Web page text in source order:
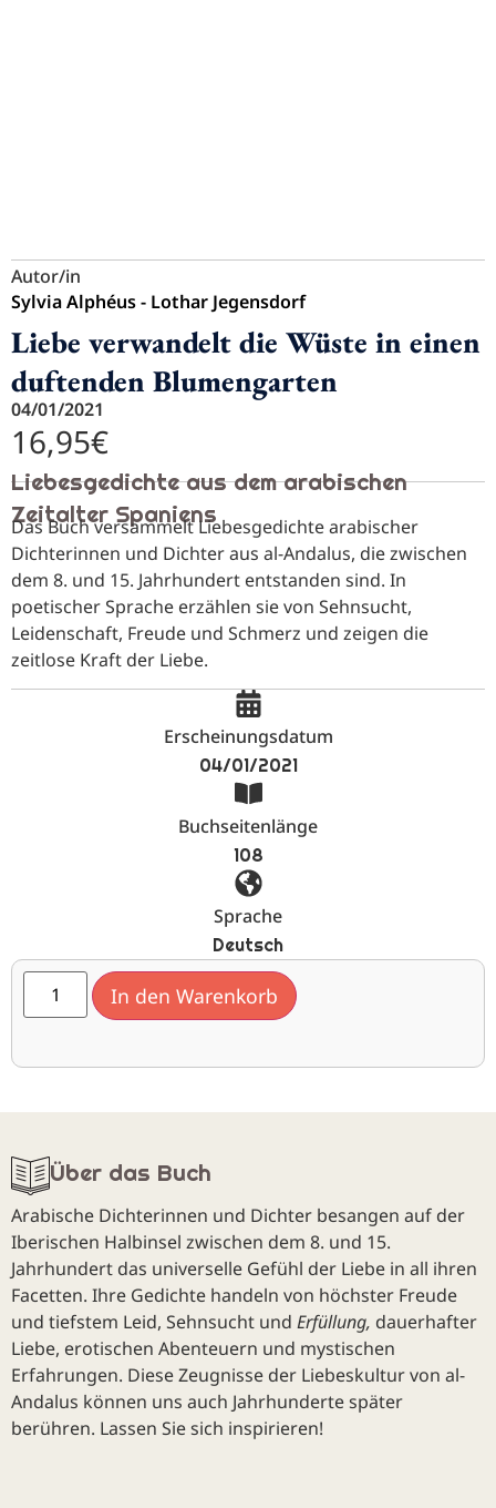
Autor/in
Sylvia Alphéus - Lothar Jegensdorf
Liebe verwandelt die Wüste in einen
duftenden Blumengarten
04/01/2021
16,95€
Liebesgedichte aus dem arabischen
Zeitalter Spaniens
Das Buch versammelt Liebesgedichte arabischer
Dichterinnen und Dichter aus al-Andalus, die zwischen
dem 8. und 15. Jahrhundert entstanden sind. In
poetischer Sprache erzählen sie von Sehnsucht,
Leidenschaft, Freude und Schmerz und zeigen die
zeitlose Kraft der Liebe.
Erscheinungsdatum
04/01/2021
Buchseitenlänge
108
Sprache
Deutsch
In den Warenkorb
Über das Buch
Arabische Dichterinnen und Dichter besangen auf der
Iberischen Halbinsel zwischen dem 8. und 15.
Jahrhundert das universelle Gefühl der Liebe in all ihren
Facetten. Ihre Gedichte handeln von höchster Freude
und tiefstem Leid, Sehnsucht und Erfüllung, dauerhafter
Liebe, erotischen Abenteuern und mystischen
Erfahrungen. Diese Zeugnisse der Liebeskultur von al-
Andalus können uns auch Jahrhunderte später
berühren. Lassen Sie sich inspirieren!